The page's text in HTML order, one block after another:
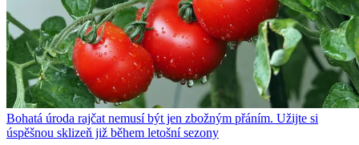
Bohatá úroda rajčat nemusí být jen zbožným přáním. Užijte si
úspěšnou sklizeň již během letošní sezony